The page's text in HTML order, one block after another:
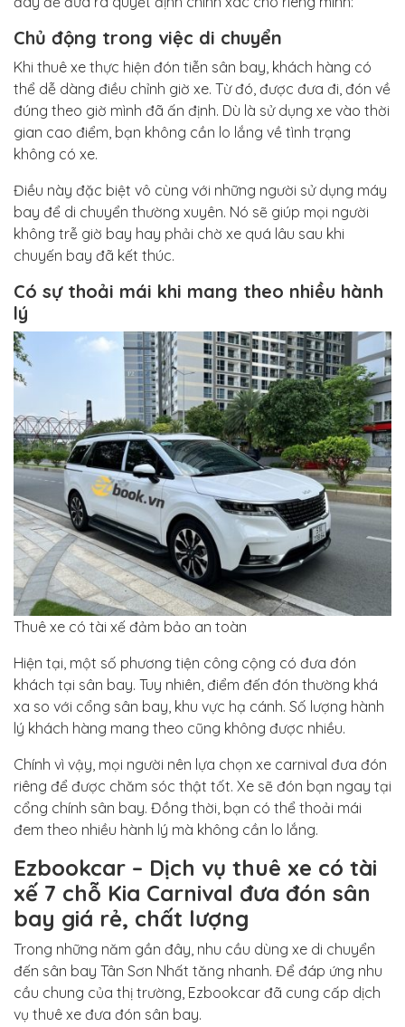
Chủ động trong việc di chuyển
Khi thuê xe thực hiện đón tiễn sân bay, khách hàng có
thể dễ dàng điều chỉnh giờ xe. Từ đó, được đưa đi, đón về
đúng theo giờ mình đã ấn định. Dù là sử dụng xe vào thời
gian cao điểm, bạn không cần lo lắng về tình trạng
không có xe.
Điều này đặc biệt vô cùng với những người sử dụng máy
bay để di chuyển thường xuyên. Nó sẽ giúp mọi người
không trễ giờ bay hay phải chờ xe quá lâu sau khi
chuyến bay đã kết thúc.
Có sự thoải mái khi mang theo nhiều hành
lý
Thuê xe có tài xế đảm bảo an toàn
Hiện tại, một số phương tiện công cộng có đưa đón
khách tại sân bay. Tuy nhiên, điểm đến đón thường khá
xa so với cổng sân bay, khu vực hạ cánh. Số lượng hành
lý khách hàng mang theo cũng không được nhiều.
Chính vì vậy, mọi người nên lựa chọn xe carnival đưa đón
riêng để được chăm sóc thật tốt. Xe sẽ đón bạn ngay tại
cổng chính sân bay. Đồng thời, bạn có thể thoải mái
đem theo nhiều hành lý mà không cần lo lắng.
Ezbookcar – Dịch vụ thuê xe có tài
xế 7 chỗ Kia Carnival đưa đón sân
bay giá rẻ, chất lượng
Trong những năm gần đây, nhu cầu dùng xe di chuyển
đến sân bay Tân Sơn Nhất tăng nhanh. Để đáp ứng nhu
cầu chung của thị trường, Ezbookcar đã cung cấp dịch
vụ thuê xe đưa đón sân bay.